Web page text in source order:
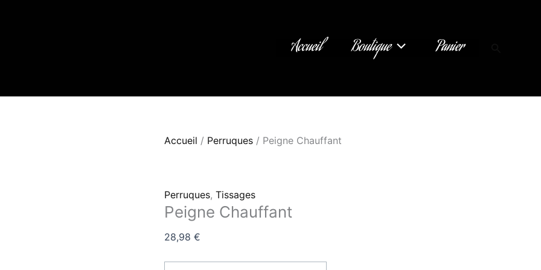
Accueil Boutique Panier
Accueil / Perruques / Peigne Chauffant
Perruques, Tissages
Peigne Chauffant
28,98 €